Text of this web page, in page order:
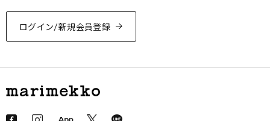
ログイン/新規会員登録